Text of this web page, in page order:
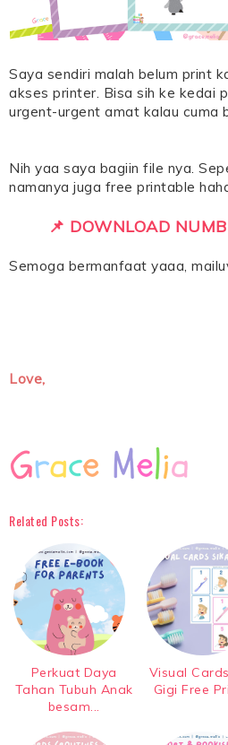
Saya sendiri malah belum print
akses printer. Bisa sih ke kedai
urgent-urgent amat kalau cuma
Nih yaa saya bagiin file nya.
namanya juga free printable
📌 DOWNLOAD
Semoga bermanfaat yaaa,
Love,
Related Posts:
Perkuat Daya
Tahan Tubuh Anak
besam...
Visual
Gigi Free